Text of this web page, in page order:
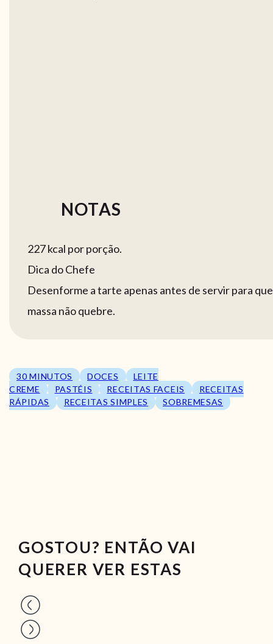
NOTAS
227 kcal por porção.
Dica do Chefe
Desenforme a tarte apenas antes de servir para
massa não quebre.
30 MINUTOS DOCES
LEITE
CREME
PASTÉIS RECEITAS FACEIS
RECEITAS
RÁPIDAS
RECEITAS SIMPLES SOBREMESAS
GOSTOU? ENTÃO VAI
QUERER VER ESTAS